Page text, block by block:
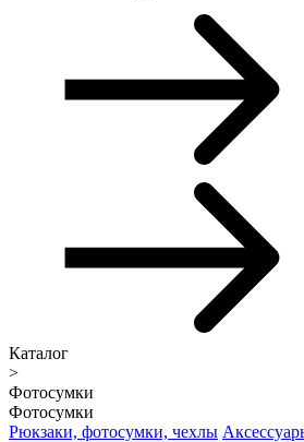
Каталог
>
Фотосумки
Фотосумки
Рюкзаки, фотосумки, чехлы